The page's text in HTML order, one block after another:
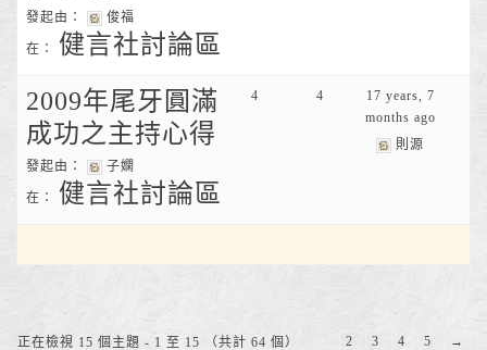
發起由： 俊福
在： 健言社討論區
2009年尾牙圓滿
成功之主持心得
發起由： 子嫻
在： 健言社討論區
4 4
17 years, 7
months ago
則源
正在檢視 15 個主題 - 1 至 15 （共計 64 個） 2 3 4 5 →